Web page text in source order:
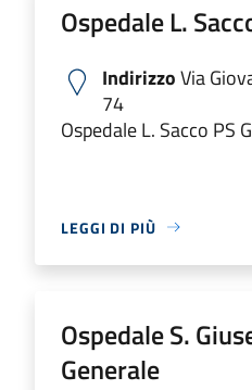
Ospedale L.
IndirizzoVia
74
Ospedale L. Sacco PS
LEGGI DI PIÙ
Ospedale S.
Generale